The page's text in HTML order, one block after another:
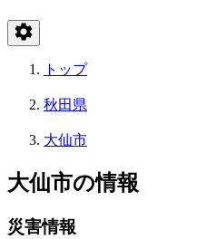
トップ
秋田県
大仙市
大仙市の情報
災害情報